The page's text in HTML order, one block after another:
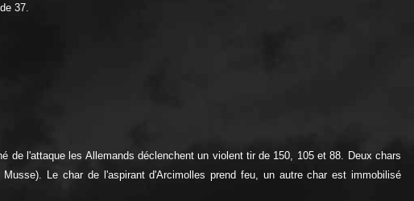
37.
de l'attaque les Allemands déclenchent un violent tir de 150, 105 et 88. Deux chars
Le char de l'aspirant d'Arcimolles prend feu, un autre char est immobilisé